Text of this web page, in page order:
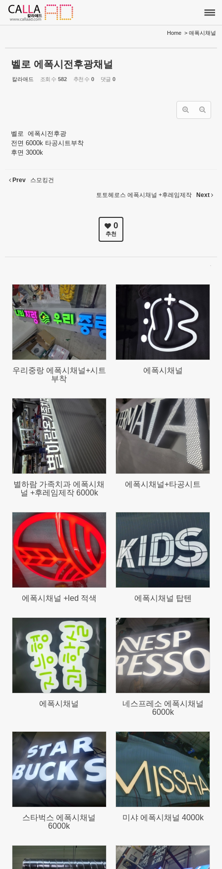
Home > 애폭시채널
벨로 에폭시전후광채널
칼라애드 조회 수 582 추천 수 0 댓글 0
벨로 에폭시전후광
전면 6000k 타공시트부착
후면 3000k
Prev 스모킹건
토토헤로스 에폭시채널 +후레임제작 Next
0
추천
48
우리중랑 에폭시채널+시트
부착
에폭시채널
46
별하람 가족치과 에폭시채
널 +후레임제작 6000k
891
에폭시채널+타공시트
에폭시채널 +led 적색
705
에폭시채널 탑텐
577
에폭시채널
651
네스프레소 에폭시채널
6000k
1979
스타벅스 에폭시채널
6000k
미샤 에폭시채널 4000k